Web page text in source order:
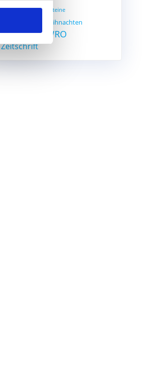
Star Wars Steine
Weihnachten
Weltraum WRO
Zeitschrift